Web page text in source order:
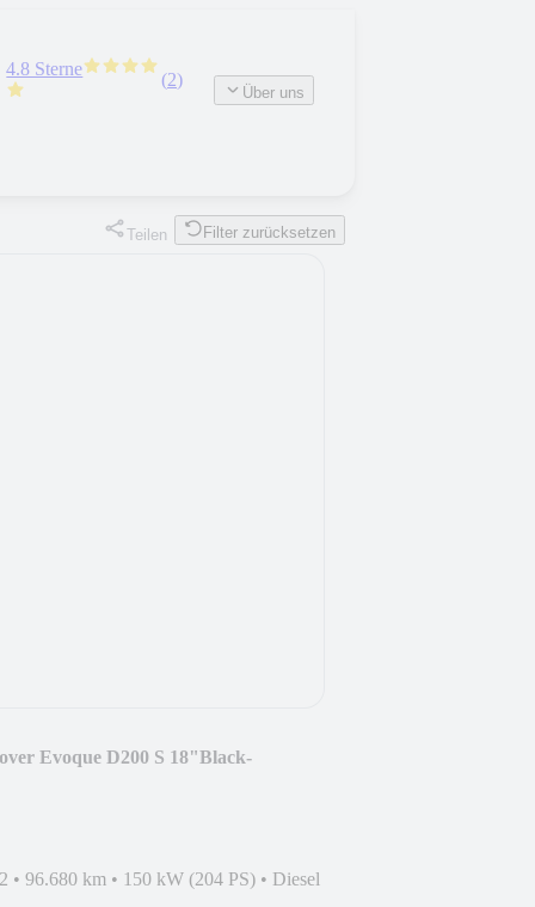
4.8 Sterne
(2)
Über uns
Teilen Filter zurücksetzen
Evoque D200 S 18"Black-
• 96.680 km • 150 kW (204 PS) • Diesel